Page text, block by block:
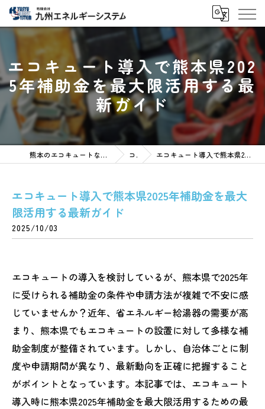
エコキュート導入で熊本県202
5年補助金を最大限活用する最
新ガイド
熊本のエコキュートなら有限会社九州エネルギーシステム コラム エコキュート導入で熊本県2025年補助金を最大限活用する最新ガイド
エコキュート導入で熊本県2025年補助金を最大
限活用する最新ガイド
2025/10/03
エコキュートの導入を検討しているが、熊本県で2025年
に受けられる補助金の条件や申請方法が複雑で不安に感
じていませんか？近年、省エネルギー給湯器の需要が高
まり、熊本県でもエコキュートの設置に対して多様な補
助金制度が整備されています。しかし、自治体ごとに制
度や申請期間が異なり、最新動向を正確に把握すること
がポイントとなっています。本記事では、エコキュート
導入時に熊本県2025年補助金を最大限活用するための最